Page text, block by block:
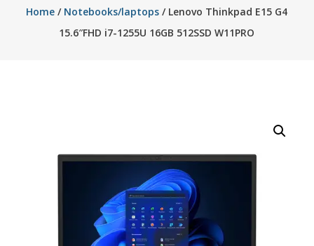
Home / Notebooks/laptops / Lenovo Thinkpad E15 G4
15.6″FHD i7-1255U 16GB 512SSD W11PRO